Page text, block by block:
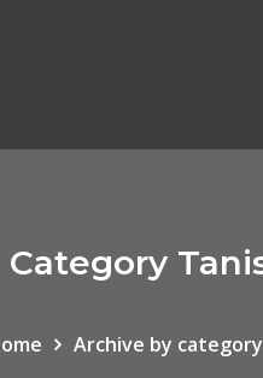
Category
Archive by